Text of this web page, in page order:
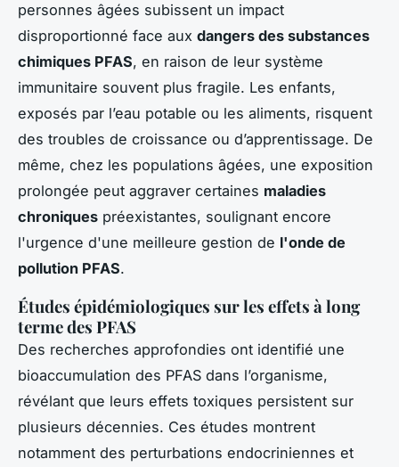
personnes âgées subissent un impact
disproportionné face aux dangers des substances
chimiques PFAS, en raison de leur système
immunitaire souvent plus fragile. Les enfants,
exposés par l’eau potable ou les aliments, risquent
des troubles de croissance ou d’apprentissage. De
même, chez les populations âgées, une exposition
prolongée peut aggraver certaines maladies
chroniques préexistantes, soulignant encore
l'urgence d'une meilleure gestion de l'onde de
pollution PFAS.
Études épidémiologiques sur les effets à long
terme des PFAS
Des recherches approfondies ont identifié une
bioaccumulation des PFAS dans l’organisme,
révélant que leurs effets toxiques persistent sur
plusieurs décennies. Ces études montrent
notamment des perturbations endocriniennes et